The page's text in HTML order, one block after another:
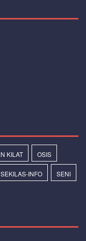
KILAT OSIS
SEKILAS-INFO SENI